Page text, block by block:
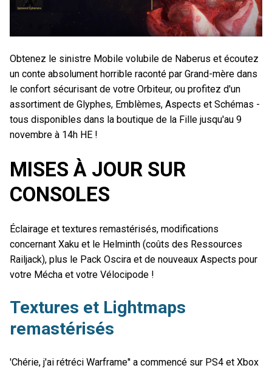
Obtenez le sinistre Mobile volubile de Naberus et écoutez
un conte absolument horrible raconté par Grand-mère dans
le confort sécurisant de votre Orbiteur, ou profitez d'un
assortiment de Glyphes, Emblèmes, Aspects et Schémas -
tous disponibles dans la boutique de la Fille jusqu'au 9
novembre à 14h HE !
MISES À JOUR SUR
CONSOLES
Éclairage et textures remastérisés, modifications
concernant Xaku et le Helminth (coûts des Ressources
Railjack), plus le Pack Oscira et de nouveaux Aspects pour
votre Mécha et votre Vélocipode !
Textures et Lightmaps
remastérisés
'Chérie, j'ai rétréci Warframe'' a commencé sur PS4 et Xbox